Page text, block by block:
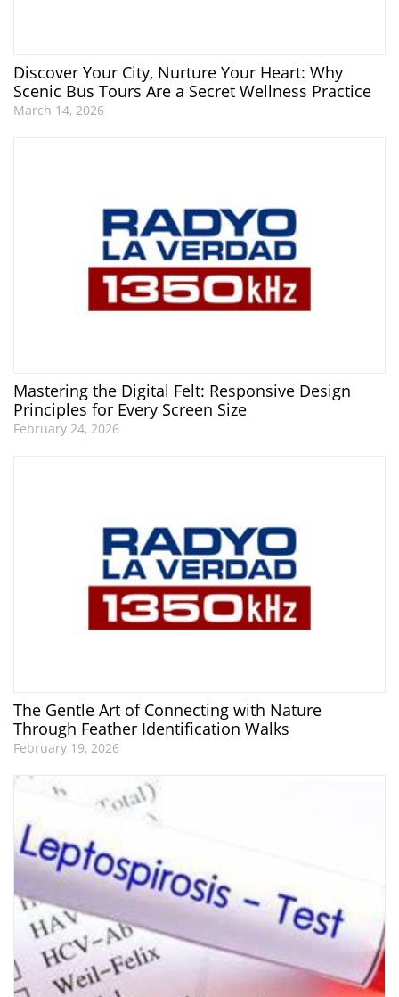
Discover Your City, Nurture Your Heart: Why
Scenic Bus Tours Are a Secret Wellness Practice
March 14, 2026
Mastering the Digital Felt: Responsive Design
Principles for Every Screen Size
February 24, 2026
The Gentle Art of Connecting with Nature
Through Feather Identification Walks
February 19, 2026